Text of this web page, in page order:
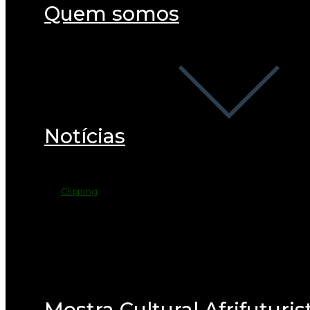
Quem somos
Notícias
Clipping